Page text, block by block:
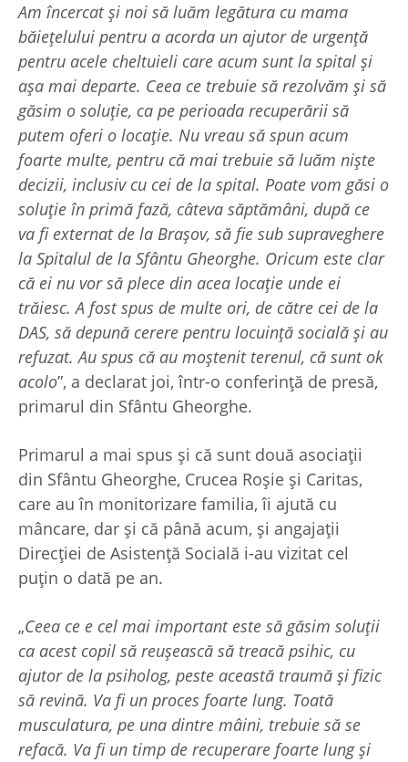
Am încercat și noi să luăm legătura cu mama
băiețelului pentru a acorda un ajutor de urgență
pentru acele cheltuieli care acum sunt la spital și
așa mai departe. Ceea ce trebuie să rezolvăm și să
găsim o soluție, ca pe perioada recuperării să
putem oferi o locație. Nu vreau să spun acum
foarte multe, pentru că mai trebuie să luăm niște
decizii, inclusiv cu cei de la spital. Poate vom găsi o
soluție în primă fază, câteva săptămâni, după ce
va fi externat de la Brașov, să fie sub supraveghere
la Spitalul de la Sfântu Gheorghe. Oricum este clar
că ei nu vor să plece din acea locație unde ei
trăiesc. A fost spus de multe ori, de către cei de la
DAS, să depună cerere pentru locuință socială și au
refuzat. Au spus că au moștenit terenul, că sunt ok
acolo”, a declarat joi, într-o conferință de presă,
primarul din Sfântu Gheorghe.
Primarul a mai spus și că sunt două asociații
din Sfântu Gheorghe, Crucea Roșie și Caritas,
care au în monitorizare familia, îi ajută cu
mâncare, dar și că până acum, și angajații
Direcției de Asistență Socială i-au vizitat cel
puțin o dată pe an.
„Ceea ce e cel mai important este să găsim soluții
ca acest copil să reușească să treacă psihic, cu
ajutor de la psiholog, peste această traumă și fizic
să revină. Va fi un proces foarte lung. Toată
musculatura, pe una dintre mâini, trebuie să se
refacă. Va fi un timp de recuperare foarte lung și